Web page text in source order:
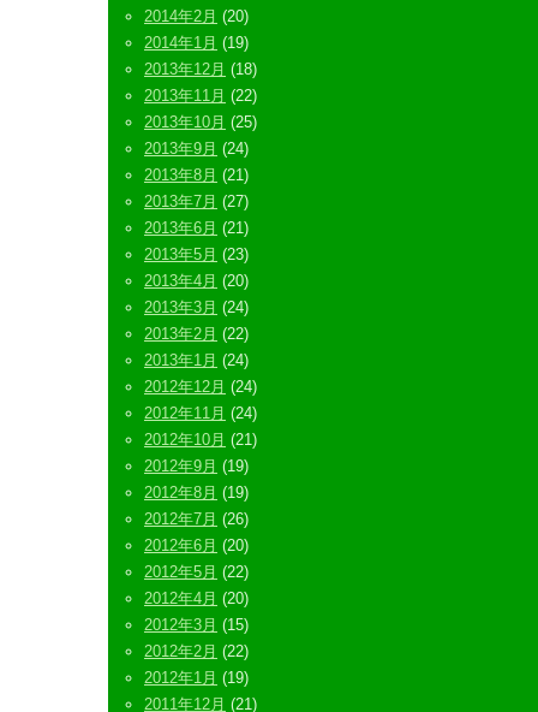
2014年2月 (20)
2014年1月 (19)
2013年12月 (18)
2013年11月 (22)
2013年10月 (25)
2013年9月 (24)
2013年8月 (21)
2013年7月 (27)
2013年6月 (21)
2013年5月 (23)
2013年4月 (20)
2013年3月 (24)
2013年2月 (22)
2013年1月 (24)
2012年12月 (24)
2012年11月 (24)
2012年10月 (21)
2012年9月 (19)
2012年8月 (19)
2012年7月 (26)
2012年6月 (20)
2012年5月 (22)
2012年4月 (20)
2012年3月 (15)
2012年2月 (22)
2012年1月 (19)
2011年12月 (21)